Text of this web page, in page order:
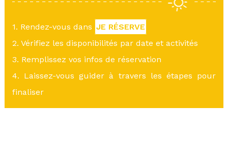
1. Rendez-vous dans JE RÉSERVE
2. Vérifiez les disponibilités par date et activités
3. Remplissez vos infos de réservation
4. Laissez-vous guider à travers les étapes pour
finaliser